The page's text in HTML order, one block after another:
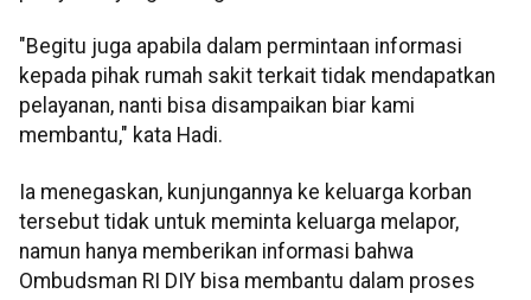
"Begitu juga apabila dalam permintaan informasi
kepada pihak rumah sakit terkait tidak mendapatkan
pelayanan, nanti bisa disampaikan biar kami
membantu," kata Hadi.
Ia menegaskan, kunjungannya ke keluarga korban
tersebut tidak untuk meminta keluarga melapor,
namun hanya memberikan informasi bahwa
Ombudsman RI DIY bisa membantu dalam proses